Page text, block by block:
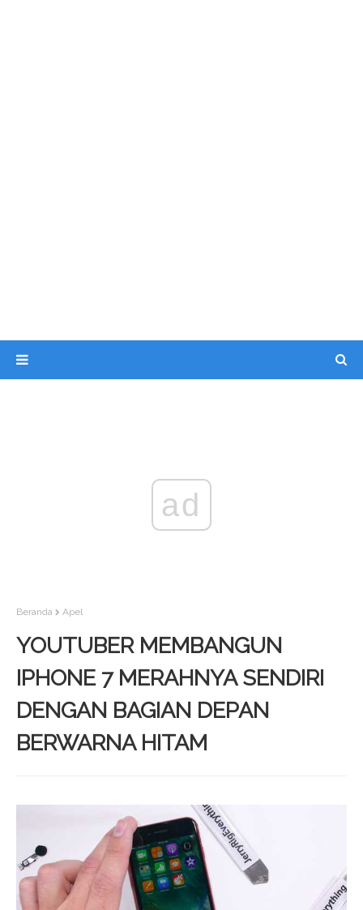
ad
Beranda Apel
YOUTUBER MEMBANGUN
IPHONE 7 MERAHNYA SENDIRI
DENGAN BAGIAN DEPAN
BERWARNA HITAM